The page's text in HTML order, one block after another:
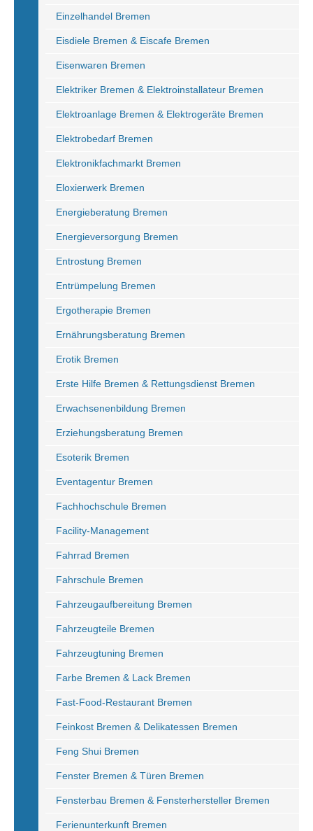
Einzelhandel Bremen
Eisdiele Bremen & Eiscafe Bremen
Eisenwaren Bremen
Elektriker Bremen & Elektroinstallateur Bremen
Elektroanlage Bremen & Elektrogeräte Bremen
Elektrobedarf Bremen
Elektronikfachmarkt Bremen
Eloxierwerk Bremen
Energieberatung Bremen
Energieversorgung Bremen
Entrostung Bremen
Entrümpelung Bremen
Ergotherapie Bremen
Ernährungsberatung Bremen
Erotik Bremen
Erste Hilfe Bremen & Rettungsdienst Bremen
Erwachsenenbildung Bremen
Erziehungsberatung Bremen
Esoterik Bremen
Eventagentur Bremen
Fachhochschule Bremen
Facility-Management
Fahrrad Bremen
Fahrschule Bremen
Fahrzeugaufbereitung Bremen
Fahrzeugteile Bremen
Fahrzeugtuning Bremen
Farbe Bremen & Lack Bremen
Fast-Food-Restaurant Bremen
Feinkost Bremen & Delikatessen Bremen
Feng Shui Bremen
Fenster Bremen & Türen Bremen
Fensterbau Bremen & Fensterhersteller Bremen
Ferienunterkunft Bremen